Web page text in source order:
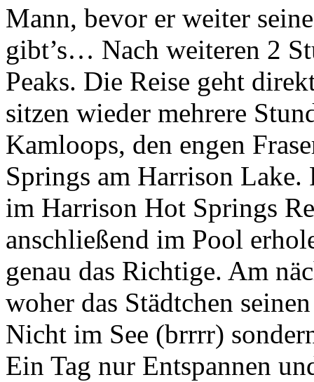
Mann, bevor er weiter
gibt’s… Nach weiteren 2
Peaks. Die Reise geht
sitzen wieder mehrere
Kamloops, den engen
Springs am Harrison Lake.
im Harrison Hot Springs
anschließend im Pool
genau das Richtige. Am
woher das Städtchen
Nicht im See (brrrr)
Ein Tag nur Entspannen